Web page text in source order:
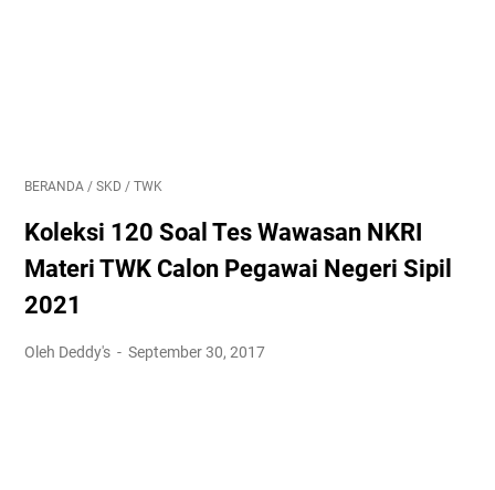
BERANDA / SKD / TWK
Koleksi 120 Soal Tes Wawasan NKRI
Materi TWK Calon Pegawai Negeri Sipil
2021
Oleh Deddy's September 30, 2017